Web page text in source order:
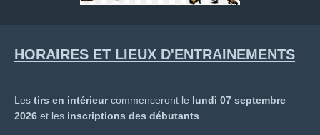
HORAIRES ET LIEUX D'ENTRAINEMENTS
Les tirs en intérieurcommenceront le lundi 07 septembre
2026 et les inscriptions des débutants